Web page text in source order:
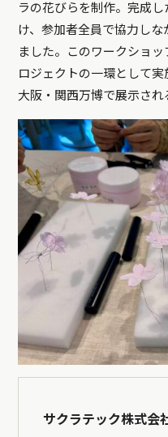
ラの花びらを制作。完成
け、参加者全員で協力し
ました。このワークショ
ロジェクトの一環として
大阪・関西万博で展示され
サクラテック株式会